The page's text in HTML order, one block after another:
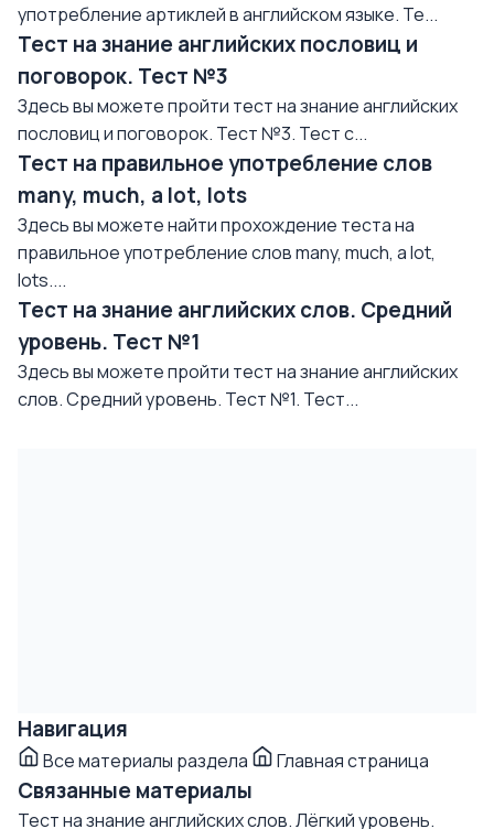
употребление артиклей в английском языке. Те...
Тест на знание английских пословиц и
поговорок. Тест №3
Здесь вы можете пройти тест на знание английских
пословиц и поговорок. Тест №3. Тест с...
Тест на правильное употребление слов
many, much, a lot, lots
Здесь вы можете найти прохождение теста на
правильное употребление слов many, much, a lot,
lots....
Тест на знание английских слов. Средний
уровень. Тест №1
Здесь вы можете пройти тест на знание английских
слов. Средний уровень. Тест №1. Тест...
Навигация
Все материалы раздела Главная страница
Связанные материалы
Тест на знание английских слов. Лёгкий уровень.